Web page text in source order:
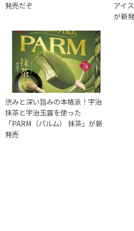
発売だぞ
アイ
が新
渋みと深い旨みの本格派！宇治
抹茶と宇治玉露を使った
「PARM（パルム） 抹茶」が新
発売